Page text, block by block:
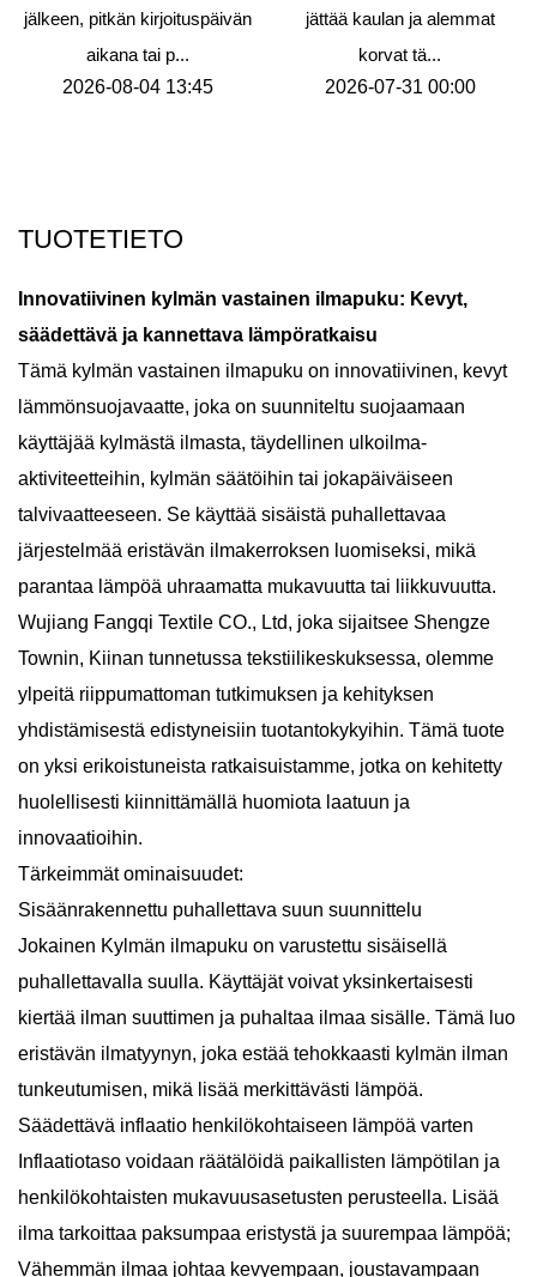
jälkeen, pitkän kirjoituspäivän
aikana tai p...
2026-08-04 13:45
jättää kaulan ja alemmat
korvat tä...
2026-07-31 00:00
TUOTETIETO
Innovatiivinen kylmän vastainen ilmapuku: Kevyt,
säädettävä ja kannettava lämpöratkaisu
Tämä kylmän vastainen ilmapuku on innovatiivinen, kevyt
lämmönsuojavaatte, joka on suunniteltu suojaamaan
käyttäjää kylmästä ilmasta, täydellinen ulkoilma-
aktiviteetteihin, kylmän säätöihin tai jokapäiväiseen
talvivaatteeseen. Se käyttää sisäistä puhallettavaa
järjestelmää eristävän ilmakerroksen luomiseksi, mikä
parantaa lämpöä uhraamatta mukavuutta tai liikkuvuutta.
Wujiang Fangqi Textile CO., Ltd, joka sijaitsee Shengze
Townin, Kiinan tunnetussa tekstiilikeskuksessa, olemme
ylpeitä riippumattoman tutkimuksen ja kehityksen
yhdistämisestä edistyneisiin tuotantokykyihin. Tämä tuote
on yksi erikoistuneista ratkaisuistamme, jotka on kehitetty
huolellisesti kiinnittämällä huomiota laatuun ja
innovaatioihin.
Tärkeimmät ominaisuudet:
Sisäänrakennettu puhallettava suun suunnittelu
Jokainen Kylmän ilmapuku on varustettu sisäisellä
puhallettavalla suulla. Käyttäjät voivat yksinkertaisesti
kiertää ilman suuttimen ja puhaltaa ilmaa sisälle. Tämä luo
eristävän ilmatyynyn, joka estää tehokkaasti kylmän ilman
tunkeutumisen, mikä lisää merkittävästi lämpöä.
Säädettävä inflaatio henkilökohtaiseen lämpöä varten
Inflaatiotaso voidaan räätälöidä paikallisten lämpötilan ja
henkilökohtaisten mukavuusasetusten perusteella. Lisää
ilma tarkoittaa paksumpaa eristystä ja suurempaa lämpöä;
Vähemmän ilmaa johtaa kevyempaan, joustavampaan